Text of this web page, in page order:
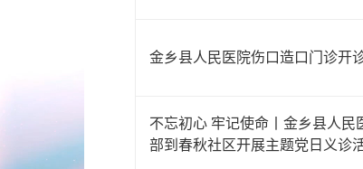
金乡县人民医院伤口造口门诊开
不忘初心 牢记使命丨金乡县人民
部到春秋社区开展主题党日义诊